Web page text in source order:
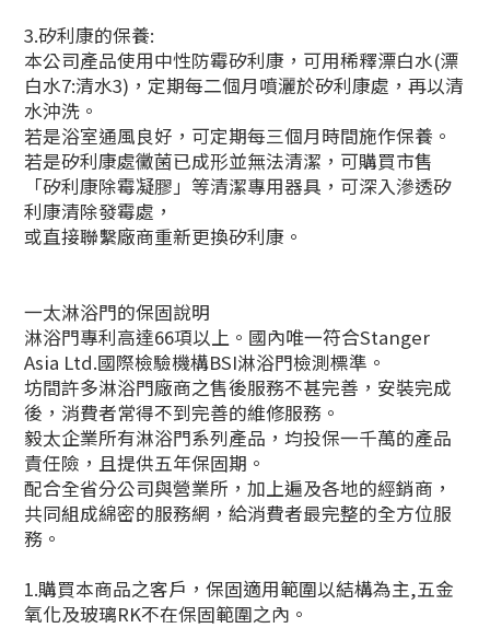
3.矽利康的保養:
本公司產品使用中性防霉矽利康，可用稀釋漂白水(漂
白水7:清水3)，定期每二個月噴灑於矽利康處，再以清
水沖洗。
若是浴室通風良好，可定期每三個月時間施作保養。
若是矽利康處黴菌已成形並無法清潔，可購買市售
「矽利康除霉凝膠」等清潔專用器具，可深入滲透矽
利康清除發霉處，
或直接聯繫廠商重新更換矽利康。
一太淋浴門的保固說明
淋浴門專利高達66項以上。國內唯一符合Stanger
Asia Ltd.國際檢驗機構BSI淋浴門檢測標準。
坊間許多淋浴門廠商之售後服務不甚完善，安裝完成
後，消費者常得不到完善的維修服務。
毅太企業所有淋浴門系列產品，均投保一千萬的產品
責任險，且提供五年保固期。
配合全省分公司與營業所，加上遍及各地的經銷商，
共同組成綿密的服務網，給消費者最完整的全方位服
務。
1.購買本商品之客戶，保固適用範圍以結構為主,五金
氧化及玻璃RK不在保固範圍之內。
立即購買